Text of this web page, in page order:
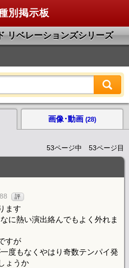
別掲示板
リベレーションズシリーズ
画像･動画 (28)
53ページ中 53ページ目
評
ます
に熱い演出絡んでもよく外れま
すが
度もなくやはり奇数テンパイ発
ょうか